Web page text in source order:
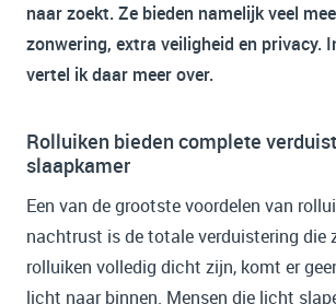
naar zoekt. Ze bieden namelijk veel
zonwering, extra veiligheid en privacy.
vertel ik daar meer over.
Rolluiken bieden complete
slaapkamer
Een van de grootste voordelen van
nachtrust is de totale verduistering die
rolluiken volledig dicht zijn, komt er
licht naar binnen. Mensen die licht